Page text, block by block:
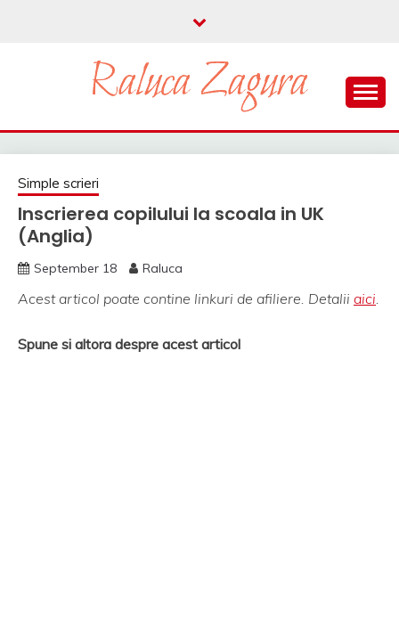
RALUCA ZAGURA
Simple scrieri
Inscrierea copilului la scoala in UK
(Anglia)
September 18 Raluca
Acest articol poate contine linkuri de afiliere. Detalii aici.
Spune si altora despre acest articol